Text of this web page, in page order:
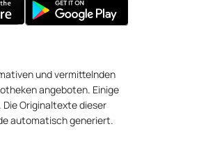
und vermittelnden
angeboten. Einige
Originaltexte dieser
automatisch generiert.